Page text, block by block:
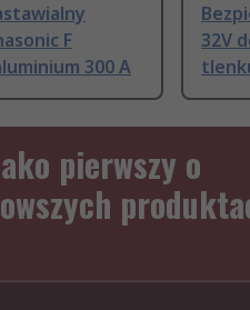
F
300 A
32V
pierwszy o